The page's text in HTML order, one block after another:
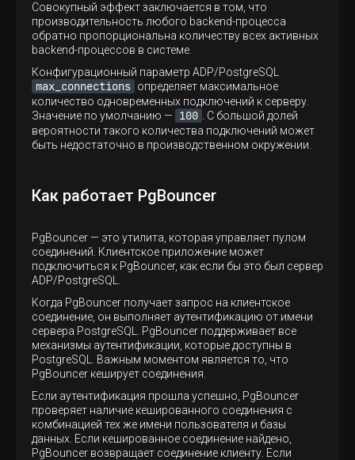
Совокупный эффект заключается в том, что
производительность любого backend-процесса
обратно пропорциональна количеству всех активных
backend-процессов в системе.
Конфигурационный параметр ADP/PostgreSQL
max_connections определяет максимальное
количество одновременных подключений к серверу.
Значение по умолчанию —
100
. С большой долей
вероятности такого количества подключений может
быть недостаточно в производственном окружении.
Как работает PgBouncer
PgBouncer — это утилита, которая управляет пулом
соединений. Клиентское приложение может
подключиться к PgBouncer, как если бы это был сервер
ADP/PostgreSQL.
Когда PgBouncer получает запрос на клиентское
соединение, он выполняет аутентификацию от имени
сервера PostgreSQL. PgBouncer поддерживает все
механизмы аутентификации, которые доступны в
PostgreSQL. Важным моментом является то, что
PgBouncer кеширует соединения.
Если аутентификация прошла успешно, PgBouncer
проверяет наличие кешированного соединения с
комбинацией тех же имени пользователя и базы
данных. Если кешированное соединение найдено,
PgBouncer возвращает соединение клиенту. Если